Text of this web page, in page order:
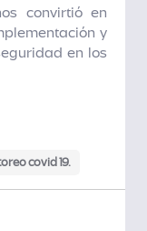
convirtió en
y
en los
covid 19.